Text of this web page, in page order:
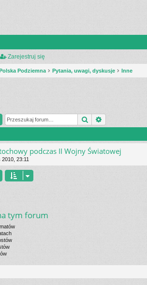
Zarejestruj się
Podziemna Pytania, uwagi, dyskusje Inne
Szukaj
podczas II Wojny Światowej
2010, 23:11
tym forum